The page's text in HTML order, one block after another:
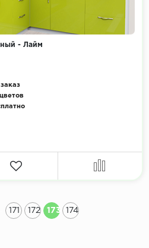
- Лайм
171 172 173 174